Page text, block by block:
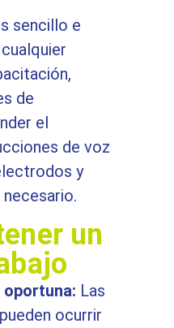
sencillo e
de
el
de voz
y
un
oportuna: Las
ocurrir